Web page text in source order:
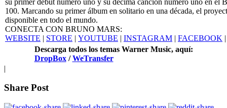
100. Marcando su primer álbum en solitario en una década, el
disponible en todo el mundo.
CONECTA CON BRUNO MARS:
WEBSITE | STORE | YOUTUBE | INSTAGRAM | FACEBOOK
Descarga todos los temas Warner Music, aquí:
DropBox/WeTransfer
|
Share Post